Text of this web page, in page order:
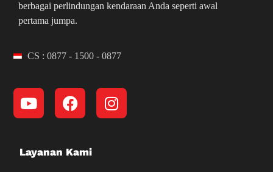
berbagai perlindungan kendaraan Anda seperti awal
pertama jumpa.
CS : 0877 - 1500 - 0877
Layanan Kami